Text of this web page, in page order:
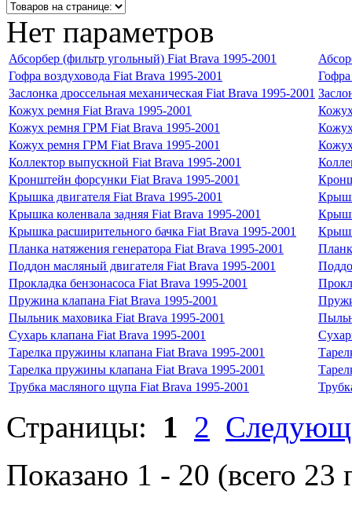
Нет параметров
Абсорбер (фильтр угольный) Fiat Brava 1995-2001
Гофра воздуховода Fiat Brava 1995-2001
Заслонка дроссельная механическая Fiat Brava 1995-2001
Кожух ремня Fiat Brava 1995-2001
Кожух ремня ГРМ Fiat Brava 1995-2001
Кожух ремня ГРМ Fiat Brava 1995-2001
Коллектор выпускной Fiat Brava 1995-2001
Кронштейн форсунки Fiat Brava 1995-2001
Крышка двигателя Fiat Brava 1995-2001
Крышка коленвала задняя Fiat Brava 1995-2001
Крышка расширительного бачка Fiat Brava 1995-2001
Планка натяжения генератора Fiat Brava 1995-2001
Поддон масляный двигателя Fiat Brava 1995-2001
Прокладка бензонасоса Fiat Brava 1995-2001
Пружина клапана Fiat Brava 1995-2001
Пыльник маховика Fiat Brava 1995-2001
Сухарь клапана Fiat Brava 1995-2001
Тарелка пружины клапана Fiat Brava 1995-2001
Тарелка пружины клапана Fiat Brava 1995-2001
Трубка масляного щупа Fiat Brava 1995-2001
Страницы: 1 2
Показано 1 - 20 (всего 23